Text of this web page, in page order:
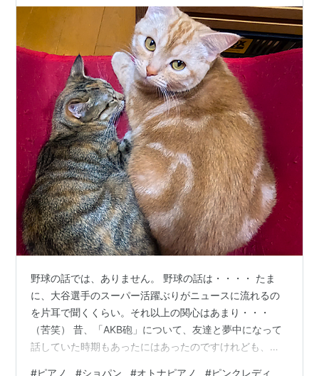
野球の話では、ありません。 野球の話は・・・・ たま
に、大谷選手のスーパー活躍ぶりがニュースに流れるの
を片耳で聞くくらい。それ以上の関心はあまり・・・
（苦笑） 昔、「AKB砲」について、友達と夢中になって
話していた時期もあったにはあったのですけれども、
#ピアノ #ショパン #オトナピアノ #ピンクレディ